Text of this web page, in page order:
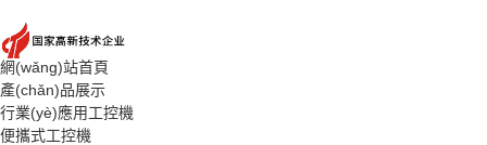
網(wǎng)站首頁
產(chǎn)品展示
行業(yè)應用工控機
便攜式工控機